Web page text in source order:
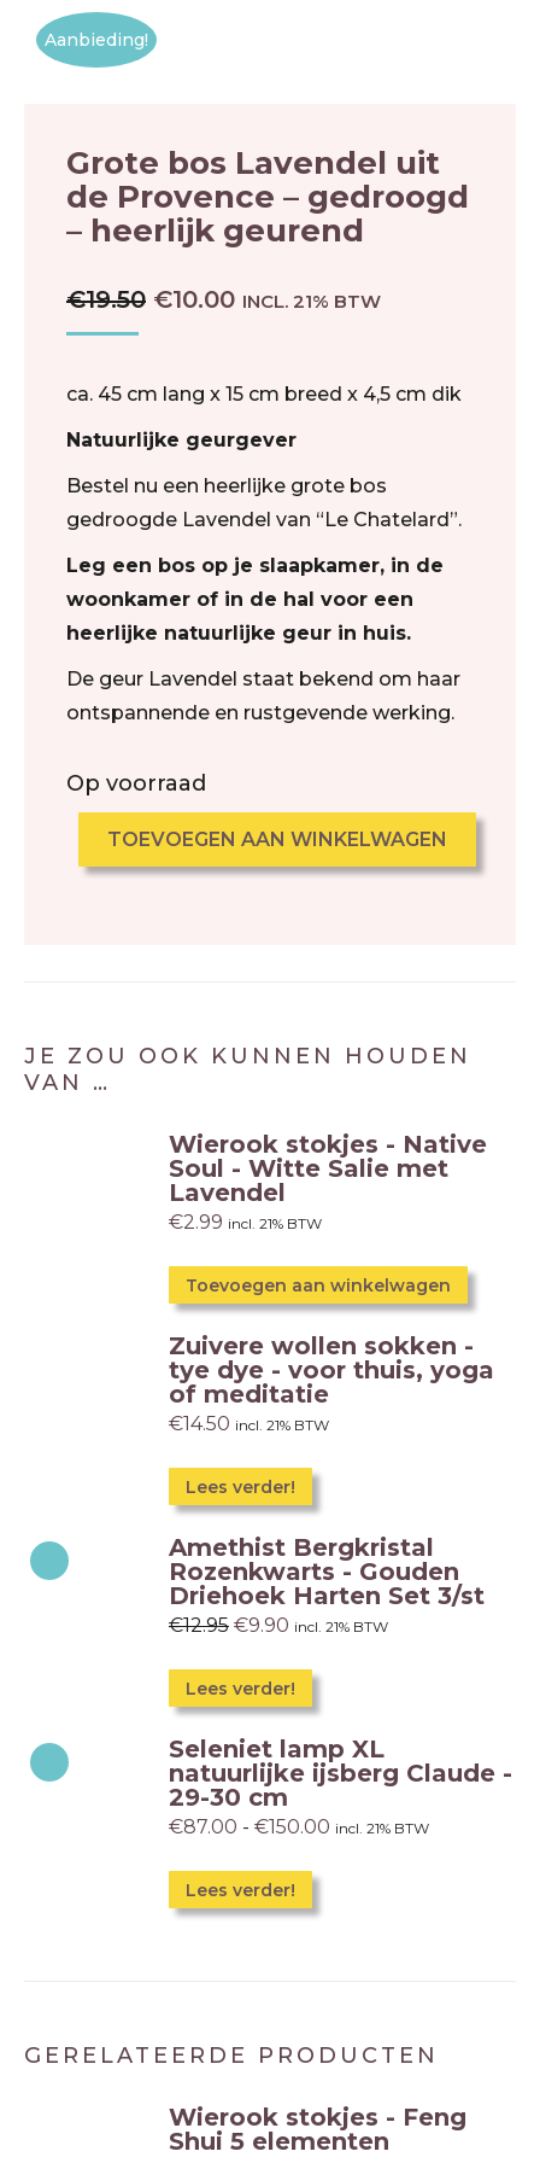
Aanbieding!
Grote bos Lavendel uit
de Provence – gedroogd
– heerlijk geurend
€19.50 OORSPRONKELIJKE
€19.50.
€10.00HUIDIGE
€10.00.
INCL. 21% BTW
ca. 45 cm lang x 15 cm breed x 4,5 cm dik
Natuurlijke geurgever
Bestel nu een heerlijke grote bos
gedroogde Lavendel van “Le Chatelard”.
Leg een bos op je slaapkamer, in de
woonkamer of in de hal voor een
heerlijke natuurlijke geur in huis.
De geur Lavendel staat bekend om haar
ontspannende en rustgevende werking.
Op voorraad
TOEVOEGEN AAN WINKELWAGEN
JE ZOU OOK KUNNEN HOUDEN
VAN …
Wierook stokjes - Native
Soul - Witte Salie met
Lavendel
€2.99 incl. 21% BTW
Toevoegen aan winkelwagen
Zuivere wollen sokken -
tye dye - voor thuis, yoga
of meditatie
€14.50 incl. 21% BTW
Lees verder!
Amethist Bergkristal
Rozenkwarts - Gouden
Driehoek Harten Set 3/st
€12.95 Oorspronkelijke
was:
€12.95.
€9.90 Huidige
is:
€9.90.
incl. 21% BTW
Lees verder!
Seleniet lamp XL
natuurlijke ijsberg Claude -
29-30 cm
€87.00 - €150.00 Prijsklasse:
incl. 21% BTW
Lees verder!
Dit
product
Deze
kan
gekozen
GERELATEERDE PRODUCTEN
Wierook stokjes - Feng
Shui 5 elementen